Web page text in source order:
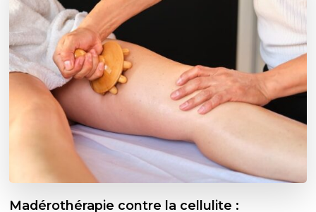
Madérothérapie contre la cellulite :